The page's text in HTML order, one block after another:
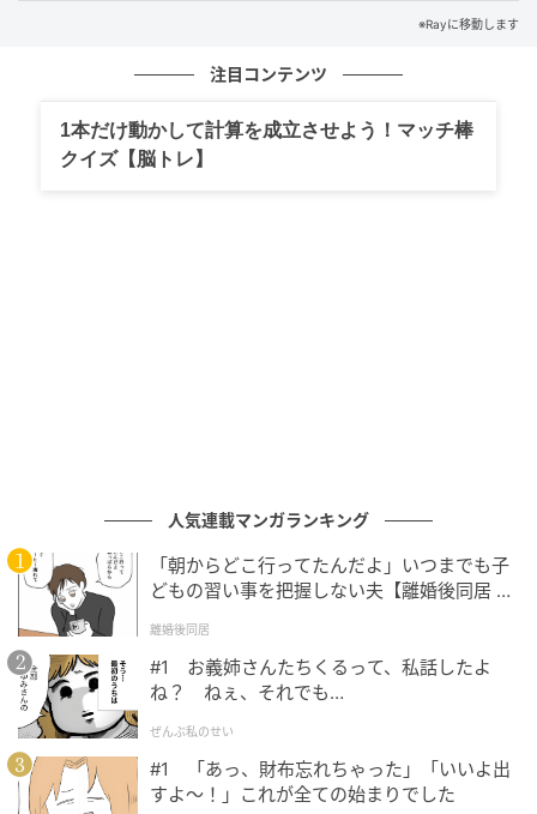
あなたはわかりましたか？
毎日1分英会話で、知って得するフレーズを学びましょ
※解答は複数ある場合があります。
※Rayに移動します
注目コンテンツ
1本だけ動かして計算を成立させよう！マッチ棒
クイズ【脳トレ】
人気連載マンガランキング
「朝からどこ行ってたんだよ」いつまでも子
どもの習い事を把握しない夫【離婚後同居 Vo
離婚後同居
#1 お義姉さんたちくるって、私話したよ
ね？ ねぇ、それでも…
ぜんぶ私のせい
#1 「あっ、財布忘れちゃった」「いいよ出
すよ〜！」これが全ての始まりでした